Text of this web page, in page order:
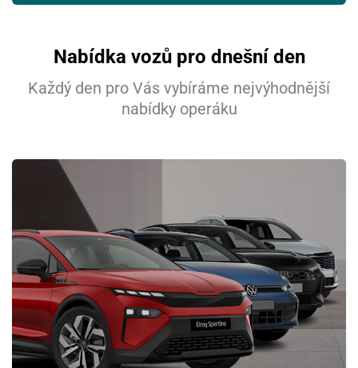
Nabídka vozů pro dnešní den
Každý den pro Vás vybíráme nejvýhodnější
nabídky operáku